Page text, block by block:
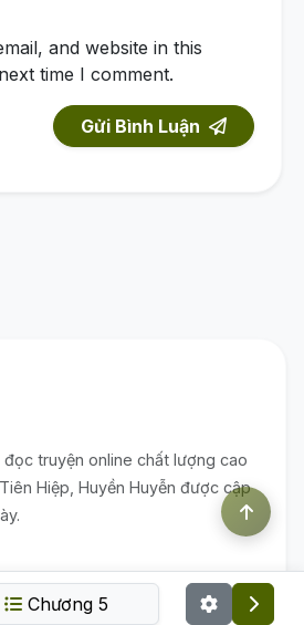
and website in this
time I comment.
Gửi Bình Luận
Chương 5
đọc truyện online chất lượng cao
Hiệp, Huyền Huyễn được cập